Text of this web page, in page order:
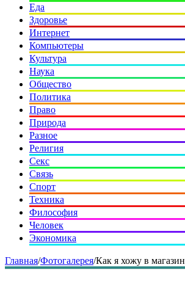
Еда
Здоровье
Интернет
Компьютеры
Культура
Наука
Общество
Политика
Право
Природа
Разное
Религия
Секс
Связь
Спорт
Техника
Философия
Человек
Экономика
Главная/Фотогалерея/Как я хожу в магазин